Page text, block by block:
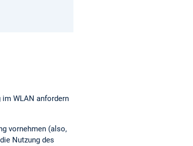
im WLAN anfordern
vornehmen (also,
Nutzung des